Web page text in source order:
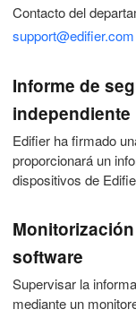
Contacto del
support@edifier.com
Informe de
independiente
Edifier ha firmado
proporcionará un
dispositivos de
software
Supervisar la
mediante un